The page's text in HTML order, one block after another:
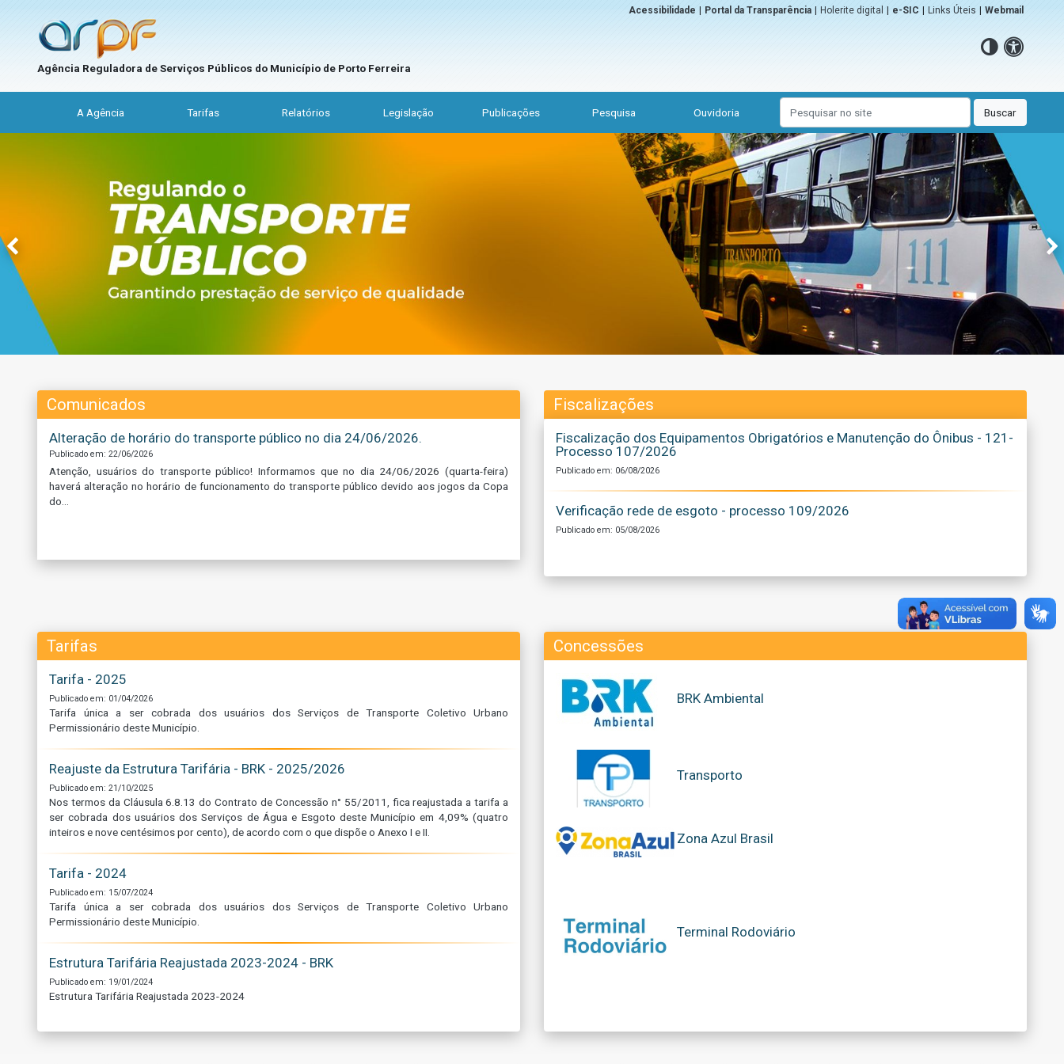
Acessibilidade Portal da Transparência Holerite digital e-SIC Links Úteis Webmail
Agência Reguladora de Serviços Públicos do Município de Porto Ferreira
A Agência Tarifas Relatórios Legislação Publicações Pesquisa Ouvidoria Buscar
Previous
Comunicados
Alteração de horário do transporte público no dia 24/06/2026.
Publicado em: 22/06/2026
Atenção, usuários do transporte público! Informamos que no dia 24/06/2026 (quarta-feira)
haverá alteração no horário de funcionamento do transporte público devido aos jogos da Copa
do...
Fiscalizações
Fiscalização dos Equipamentos Obrigatórios e Manutenção do Ônibus - 121-
Processo 107/2026
Publicado em: 06/08/2026
Verificação rede de esgoto - processo 109/2026
Publicado em: 05/08/2026
Tarifas
Tarifa - 2025
Publicado em: 01/04/2026
Tarifa única a ser cobrada dos usuários dos Serviços de Transporte Coletivo Urbano
Permissionário deste Município.
Reajuste da Estrutura Tarifária - BRK - 2025/2026
Publicado em: 21/10/2025
Nos termos da Cláusula 6.8.13 do Contrato de Concessão n° 55/2011, fica reajustada a tarifa a
ser cobrada dos usuários dos Serviços de Água e Esgoto deste Município em 4,09% (quatro
inteiros e nove centésimos por cento), de acordo com o que dispõe o Anexo I e II.
Tarifa - 2024
Publicado em: 15/07/2024
Tarifa única a ser cobrada dos usuários dos Serviços de Transporte Coletivo Urbano
Permissionário deste Município.
Estrutura Tarifária Reajustada 2023-2024 - BRK
Publicado em: 19/01/2024
Estrutura Tarifária Reajustada 2023-2024
Concessões
BRK Ambiental
Transporto
Zona Azul Brasil
Terminal Rodoviário